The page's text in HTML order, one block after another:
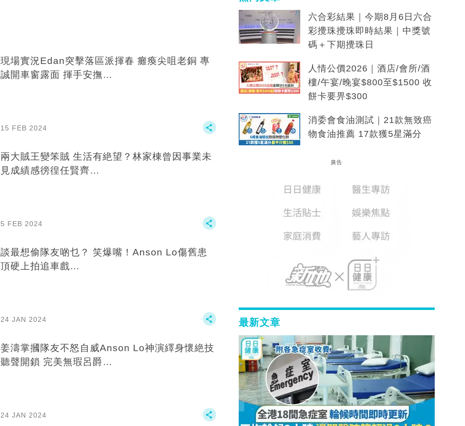
現場實況Edan突擊落區派揮春 癱瘓尖咀老銅 專
誠開車窗露面 揮手安撫…
15 FEB 2024
兩大賊王變笨賊 ‍生活有絶望？林家棟曾因事業未
見成績感徬徨️任賢齊…
5 FEB 2024
談最想偷隊友啲乜？ 笑爆嘴！‍️Anson Lo傷舊患
頂硬上拍追車戲‍️…
24 JAN 2024
姜濤掌摑隊友不怒自威Anson Lo神演繹身懷絶技
聽聲開鎖 完美無瑕呂爵…
24 JAN 2024
六合彩結果｜今期8月6日六合
彩攪珠攪珠即時結果｜中獎號
碼＋下期攪珠日
人情公價2026｜酒店/會所/酒
樓/午宴/晚宴$800至$1500 收
餅卡要畀$300
消委會食油測試｜21款無致癌
物食油推薦 17款獲5星滿分
廣告
最新文章